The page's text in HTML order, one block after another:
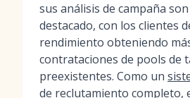
sus análisis de campaña
destacado, con los clientes
rendimiento obteniendo
contrataciones de pools de
preexistentes. Como un
de reclutamiento completo,